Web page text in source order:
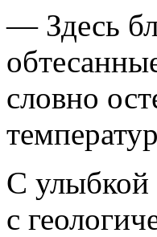
— Здесь
словно
С улыбкой
с